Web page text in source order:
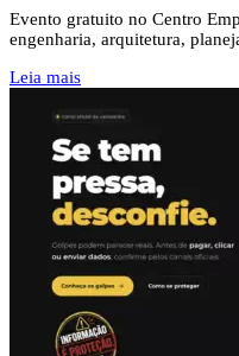
Evento gratuito no Centro
engenharia, arquitetura,
Leia mais